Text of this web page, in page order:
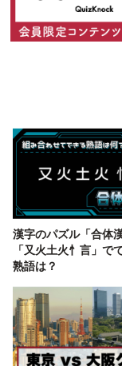
漢字のパズル「合体
「又火土火忄言」で
熟語は？